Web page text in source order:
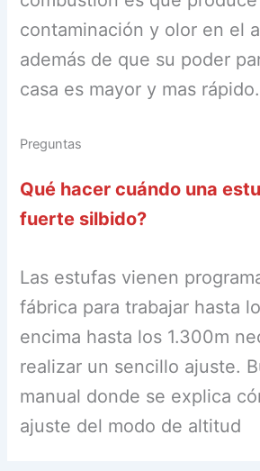
contaminación y olor en el
además de que su poder
casa es mayor y mas rápido.
Preguntas
Qué hacer cuándo una
fuerte silbido?
Las estufas vienen
fábrica para trabajar hasta
encima hasta los 1.300m
realizar un sencillo ajuste.
manual donde se explica
ajuste del modo de altitud